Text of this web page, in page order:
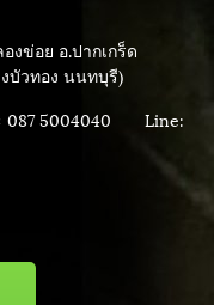
งข่อย อ.ปากเกร็ด
บัวทอง นนทบุรี)
087 5004040 Line: